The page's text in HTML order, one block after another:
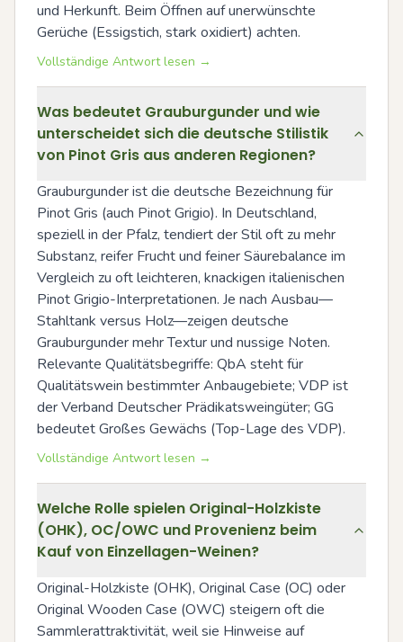
und Herkunft. Beim Öffnen auf unerwünschte
Gerüche (Essigstich, stark oxidiert) achten.
Vollständige Antwort lesen →
Was bedeutet Grauburgunder und wie
unterscheidet sich die deutsche Stilistik
von Pinot Gris aus anderen Regionen?
Grauburgunder ist die deutsche Bezeichnung für
Pinot Gris (auch Pinot Grigio). In Deutschland,
speziell in der Pfalz, tendiert der Stil oft zu mehr
Substanz, reifer Frucht und feiner Säurebalance im
Vergleich zu oft leichteren, knackigen italienischen
Pinot Grigio-Interpretationen. Je nach Ausbau—
Stahltank versus Holz—zeigen deutsche
Grauburgunder mehr Textur und nussige Noten.
Relevante Qualitätsbegriffe: QbA steht für
Qualitätswein bestimmter Anbaugebiete; VDP ist
der Verband Deutscher Prädikatsweingüter; GG
bedeutet Großes Gewächs (Top-Lage des VDP).
Vollständige Antwort lesen →
Welche Rolle spielen Original-Holzkiste
(OHK), OC/OWC und Provenienz beim
Kauf von Einzellagen-Weinen?
Original-Holzkiste (OHK), Original Case (OC) oder
Original Wooden Case (OWC) steigern oft die
Sammlerattraktivität, weil sie Hinweise auf